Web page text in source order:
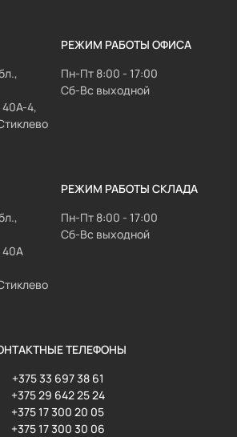
40А-4,
РЕЖИМ РАБОТЫ ОФИСА
Пн-Пт 8:00 - 17:00
Сб-Вс выходной
40А
РЕЖИМ РАБОТЫ СКЛАДА
Пн-Пт 8:00 - 17:00
Сб-Вс выходной
ТЕЛЕФОНЫ
+375 33 697 38 61
+375 29 642 25 24
+375 17 300 20 05
+375 17 300 30 06